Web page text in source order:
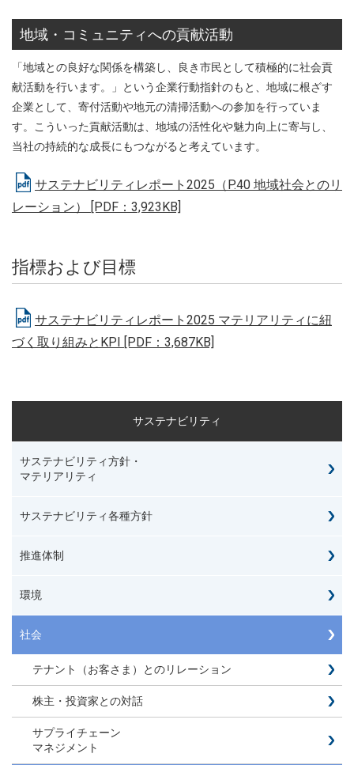
地域・コミュニティへの貢献活動
「地域との良好な関係を構築し、良き市民として積極的に社会貢
献活動を行います。」という企業行動指針のもと、地域に根ざす
企業として、寄付活動や地元の清掃活動への参加を行っていま
す。こういった貢献活動は、地域の活性化や魅力向上に寄与し、
当社の持続的な成長にもつながると考えています。
サステナビリティレポート2025（P.40 地域社会とのリ
レーション） [PDF：3,923KB]
指標および目標
サステナビリティレポート2025 マテリアリティに紐
づく取り組みとKPI [PDF：3,687KB]
サステナビリティ
サステナビリティ方針・
マテリアリティ
サステナビリティ各種方針
推進体制
環境
社会
テナント（お客さま）とのリレーション
株主・投資家との対話
サプライチェーン
マネジメント